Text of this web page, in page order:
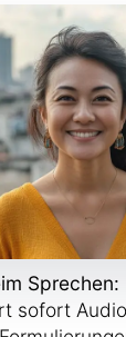
Sprechen:
sofort